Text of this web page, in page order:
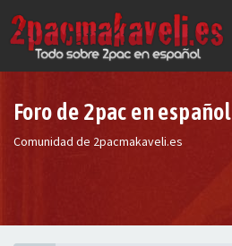
Foro de 2pac en español
Comunidad de 2pacmakaveli.es